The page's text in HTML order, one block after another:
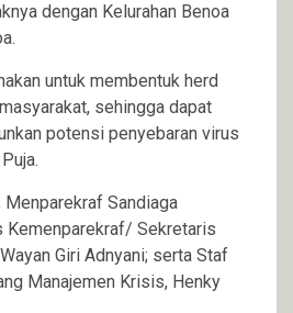
dengan Kelurahan Benoa
untuk membentuk herd
sehingga dapat
potensi penyebaran virus
Menparekraf Sandiaga
Kemenparekraf/ Sekretaris
Giri Adnyani; serta Staf
Manajemen Krisis, Henky